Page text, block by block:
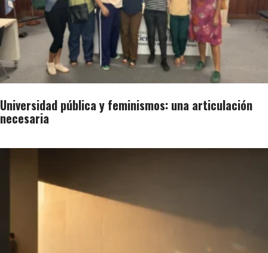
Universidad pública y feminismos: una articulación
necesaria